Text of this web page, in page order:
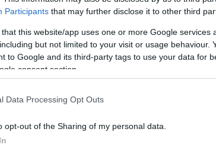
Participants that may further disclose it to other third
that this website/app uses one or more Google services
but not limited to your visit or usage behaviour.
to Google and its third-party tags to use your data for
consent section.
Data Processing Opt Outs
opt-out of the Sharing of my personal data.
λαμβάνει χώρα σ’ ένα νέο παγκόσμιο γίγνεσθαι
γεωστρατηγικές ισορροπίες και
εκατονταετίας της ιστορίας της, το
να παραμένει επίκαιρο, αφού ο αγώνας των
Η επέτειος της 25ης Μαρτίου
αλλά μέρος της εθνικής μας
για το μέλλον, μας κάνει εθνικά
για να ξεπεράσουμε τις σημερινές δυσκολίες